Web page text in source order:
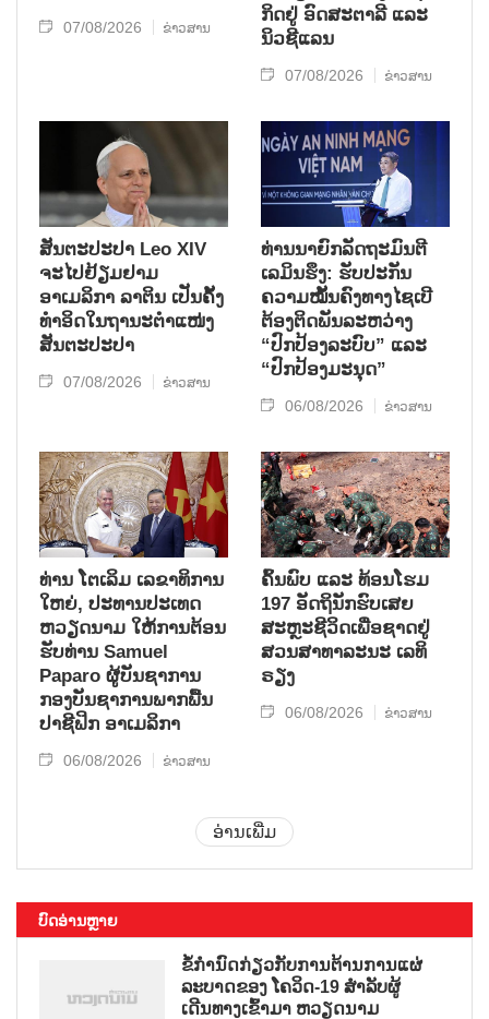
07/08/2026 ຂ່າວສານ
ກິດ​ຢູ່ ອົດ​ສະ​ຕາ​ລີ ແລະ
ນິວ​ຊີ​ແລນ
07/08/2026 ຂ່າວສານ
ສັນຕະປະປາ Leo XIV
ຈະໄປຢ້ຽມຢາມ
ອາເມລິກາ ລາຕິນ ເປັນຄັ້ງ
ທຳອິດໃນຖານະຕຳແໜ່ງ
ສັນຕະປະປາ
07/08/2026 ຂ່າວສານ
ທ່ານນາຍົກລັດຖະມົນຕີ
ເລມິນຮຶງ: ຮັບປະກັນ
ຄວາມໝັ້ນຄົງທາງໄຊເບີ
ຕ້ອງຕິດພັນລະຫວ່າງ
“ປົກປ້ອງລະບົບ” ແລະ
“ປົກປ້ອງມະນຸດ”
06/08/2026 ຂ່າວສານ
ທ່ານ ໂຕ​ເລິມ ເລ​ຂາ​ທິ​ການ​
ໃຫຍ່, ປະ​ທານ​ປະ​ເທດ ​
ຫວຽດ​ນາມ ໃຫ້​ການ​ຕ້ອນ​
ຮັບ​ທ່ານ Samuel
Paparo ຜູ້​ບັນ​ຊາ​ການ
ກອງ​ບັນ​ຊາ​ການພາກ​ພື້ນ​
ປາ​ຊີ​ຟິກ ອາ​ເມ​ລິ​ກາ
06/08/2026 ຂ່າວສານ
ຄົ້ນ​ພົບ ແລະ ທ້ອນ​ໂຮມ
197 ອັດ​ຖິ​ນັກ​ຮົບ​ເສຍ​
ສະຫຼະ​ຊີ​ວິດ​ເພື່ອ​ຊາດ​ຢູ່​
ສວນ​ສາ​ທາ​ລະ​ນະ ເລ​ທິ​
ຣຽງ
06/08/2026 ຂ່າວສານ
ອ່ານເພີ່ມ
ບົດອ່ານຫຼາຍ
ຂໍ້ກຳນົດກ່ຽວກັບການຕ້ານການແຜ່
ລະບາດຂອງ ໂຄວິດ-19 ສຳລັບຜູ້
ເດີນທາງເຂົ້າມາ ຫວຽດນາມ